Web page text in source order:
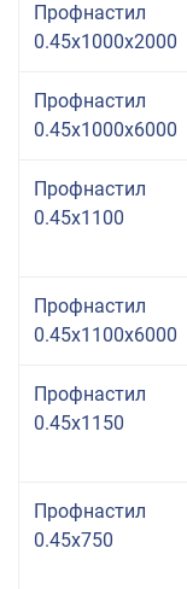
Профнастил
0.45x1000x2000
Профнастил
0.45x1000x6000
Профнастил
0.45x1100
Профнастил
0.45x1100x6000
Профнастил
0.45x1150
Профнастил
0.45x750